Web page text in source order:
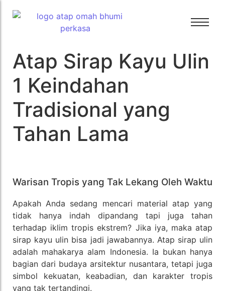
Bali Bitumen
Tamko
Bali Bitumen
CTI
GAF
Tarkey
Atap Sirap Kayu Ulin
1 Keindahan
Tradisional yang
Tahan Lama
Warisan Tropis yang Tak Lekang Oleh Waktu
Apakah Anda sedang mencari material atap yang
tidak hanya indah dipandang tapi juga tahan
terhadap iklim tropis ekstrem? Jika iya, maka atap
sirap kayu ulin bisa jadi jawabannya. Atap sirap ulin
adalah mahakarya alam Indonesia. Ia bukan hanya
bagian dari budaya arsitektur nusantara, tetapi juga
simbol kekuatan, keabadian, dan karakter tropis
yang tak tertandingi.